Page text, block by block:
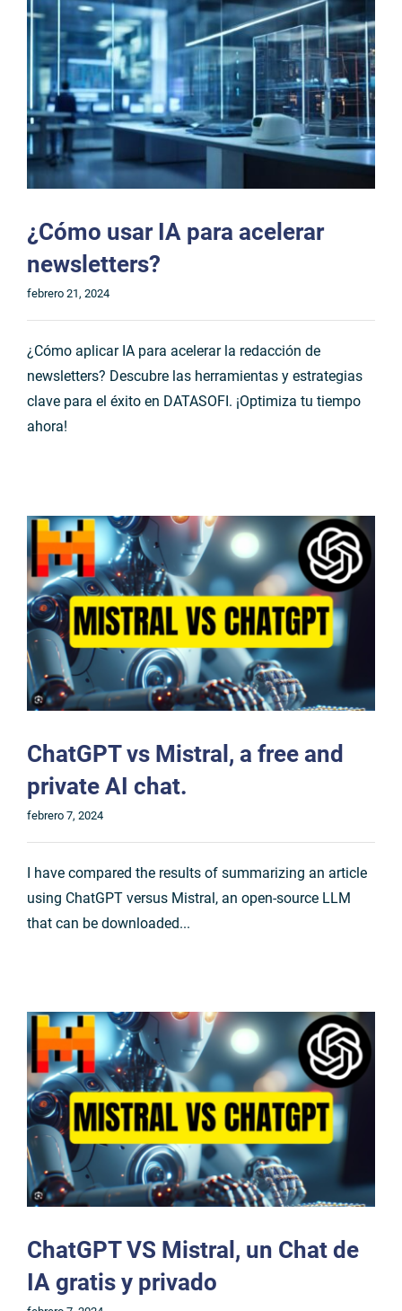
¿Cómo usar IA para acelerar
newsletters?
febrero 21, 2024
¿Cómo aplicar IA para acelerar la redacción de
newsletters? Descubre las herramientas y estrategias
clave para el éxito en DATASOFI. ¡Optimiza tu tiempo
ahora!
ChatGPT vs Mistral, a free and
private AI chat.
febrero 7, 2024
I have compared the results of summarizing an article
using ChatGPT versus Mistral, an open-source LLM
that can be downloaded...
ChatGPT VS Mistral, un Chat de
IA gratis y privado